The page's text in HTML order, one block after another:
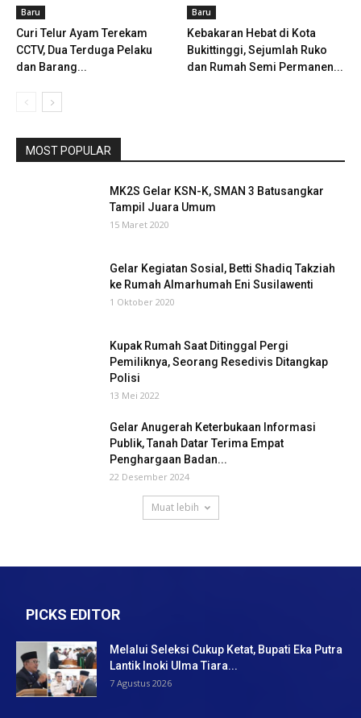
Baru
Curi Telur Ayam Terekam
CCTV, Dua Terduga Pelaku
dan Barang...
Baru
Kebakaran Hebat di Kota
Bukittinggi, Sejumlah Ruko
dan Rumah Semi Permanen...
MOST POPULAR
MK2S Gelar KSN-K, SMAN 3 Batusangkar
Tampil Juara Umum
15 Maret 2020
Gelar Kegiatan Sosial, Betti Shadiq Takziah
ke Rumah Almarhumah Eni Susilawenti
1 Oktober 2020
Kupak Rumah Saat Ditinggal Pergi
Pemiliknya, Seorang Resedivis Ditangkap
Polisi
13 Mei 2022
Gelar Anugerah Keterbukaan Informasi
Publik, Tanah Datar Terima Empat
Penghargaan Badan...
22 Desember 2024
Muat lebih
PICKS EDITOR
Melalui Seleksi Cukup Ketat, Bupati Eka Putra
Lantik Inoki Ulma Tiara...
7 Agustus 2026